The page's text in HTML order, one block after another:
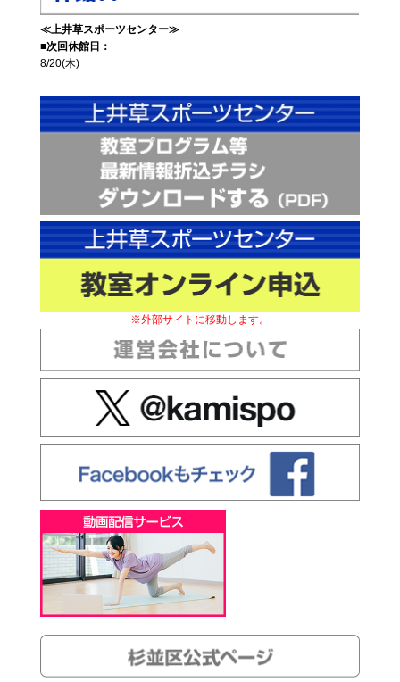
≪上井草スポーツセンター≫
■次回休館日：
8/20(木)
※外部サイトに移動します。